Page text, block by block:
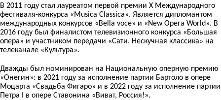
В 2011 году стал лауреатом первой премии X Международного
фестиваля-конкурса «Musica Classica». Является дипломантом
международных конкурсов «Bella voce» и «New Opera World». В
2016 году был финалистом телевизионного конкурса «Большая
опера» и участником передачи «Сати. Нескучная классика» на
телеканале «Культура».
Дважды был номинирован на Национальную оперную премию
«Онегин»: в 2021 году за исполнение партии Бартоло в опере
Моцарта «Свадьба Фигаро» и в 2022 году за исполнение партии
Петра I в опере Ставонина «Виват, Россия!».